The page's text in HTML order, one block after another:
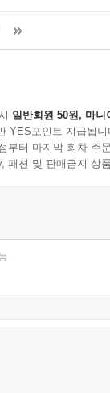
일반회원 50원, 마니
YES포인트 지급됩니
부터 마지막 회차 주
패션 및 판매금지 상